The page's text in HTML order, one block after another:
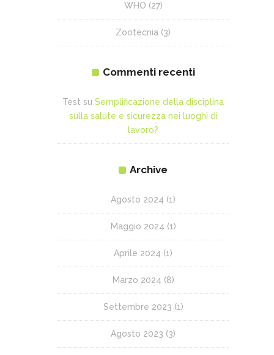
WHO (27)
Zootecnia (3)
Commenti recenti
Test su Semplificazione della disciplina
sulla salute e sicurezza nei luoghi di
lavoro?
Archive
Agosto 2024 (1)
Maggio 2024 (1)
Aprile 2024 (1)
Marzo 2024 (8)
Settembre 2023 (1)
Agosto 2023 (3)